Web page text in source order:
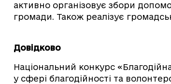
активно організовує збори
громади. Також реалізує
Довідково
Національний конкурс
у сфері благодійності та